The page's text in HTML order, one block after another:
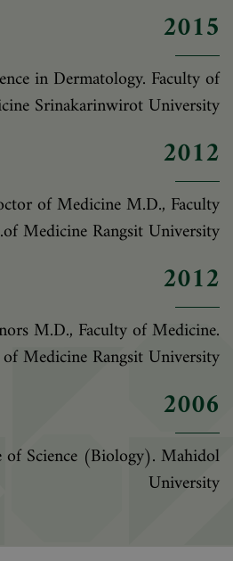
2015
in Dermatology. Faculty of
Srinakarinwirot University
2012
of Medicine M.D., Faculty
of Medicine Rangsit University.
2012
M.D., Faculty of Medicine.
Medicine Rangsit University
2006
of Science (Biology). Mahidol
University